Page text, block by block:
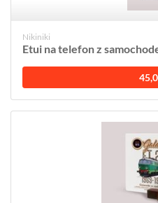
Nikiniki
Etui na telefon z